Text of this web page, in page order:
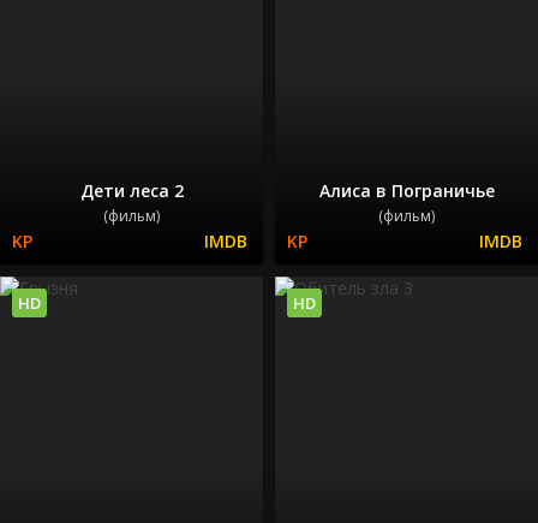
Дети леса 2
(фильм)
Алиса в Пограничье
(фильм)
HD HD